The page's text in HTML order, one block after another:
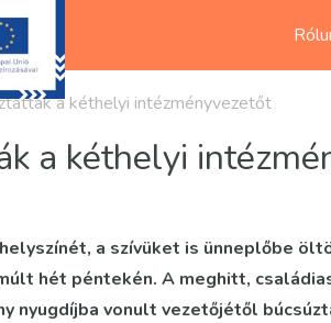
a kéthelyi intézményvezetőt
a kéthelyi
helyszínét, a szívüket is ünneplőbe
hét péntekén. A meghitt,
nyugdíjba vonult vezetőjétől